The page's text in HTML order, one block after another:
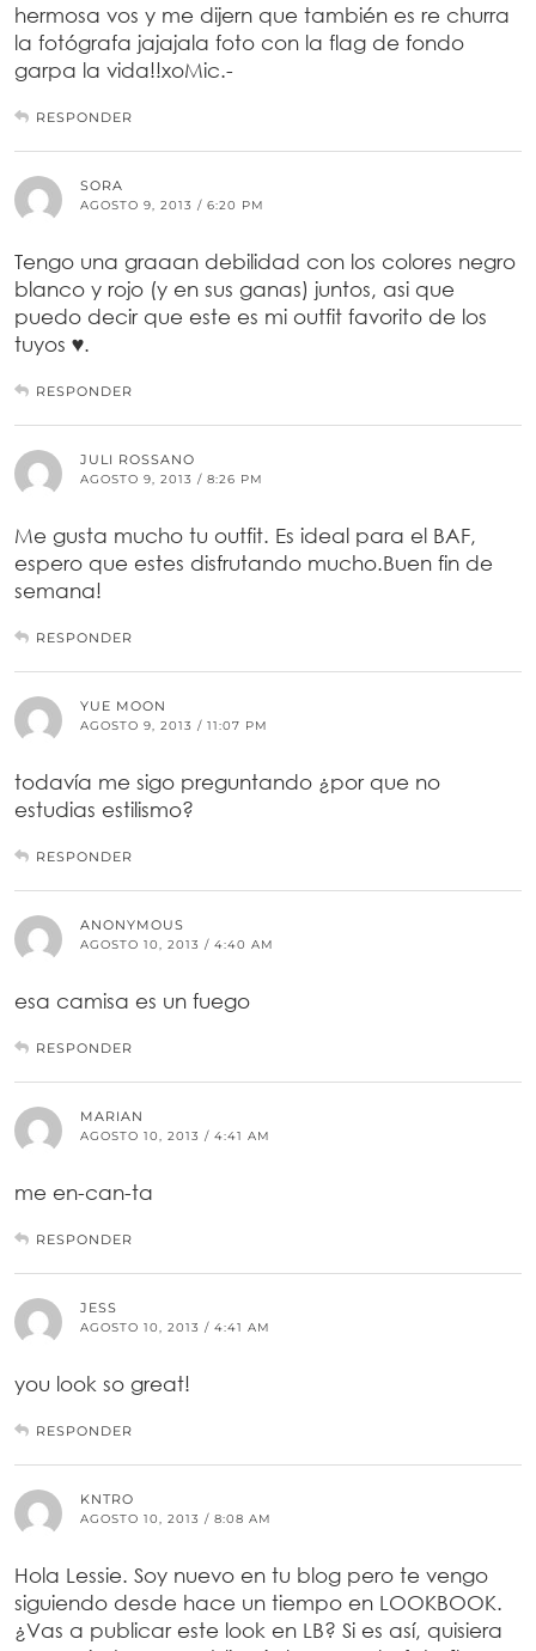
hermosa vos y me dijern que también es re churra
la fotógrafa jajajala foto con la flag de fondo
garpa la vida!!xoMic.-
RESPONDER
SORA
AGOSTO 9, 2013 / 6:20 PM
Tengo una graaan debilidad con los colores negro
blanco y rojo (y en sus ganas) juntos, asi que
puedo decir que este es mi outfit favorito de los
tuyos ♥.
RESPONDER
JULI ROSSANO
AGOSTO 9, 2013 / 8:26 PM
Me gusta mucho tu outfit. Es ideal para el BAF,
espero que estes disfrutando mucho.Buen fin de
semana!
RESPONDER
YUE MOON
AGOSTO 9, 2013 / 11:07 PM
todavía me sigo preguntando ¿por que no
estudias estilismo?
RESPONDER
ANONYMOUS
AGOSTO 10, 2013 / 4:40 AM
esa camisa es un fuego
RESPONDER
MARIAN
AGOSTO 10, 2013 / 4:41 AM
me en-can-ta
RESPONDER
JESS
AGOSTO 10, 2013 / 4:41 AM
you look so great!
RESPONDER
KNTRO
AGOSTO 10, 2013 / 8:08 AM
Hola Lessie. Soy nuevo en tu blog pero te vengo
siguiendo desde hace un tiempo en LOOKBOOK.
¿Vas a publicar este look en LB? Si es así, quisiera